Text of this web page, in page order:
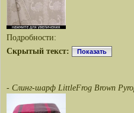
Подробности:
Скрытый текст:
Показать
- Слинг-шарф LittleFrog Brown